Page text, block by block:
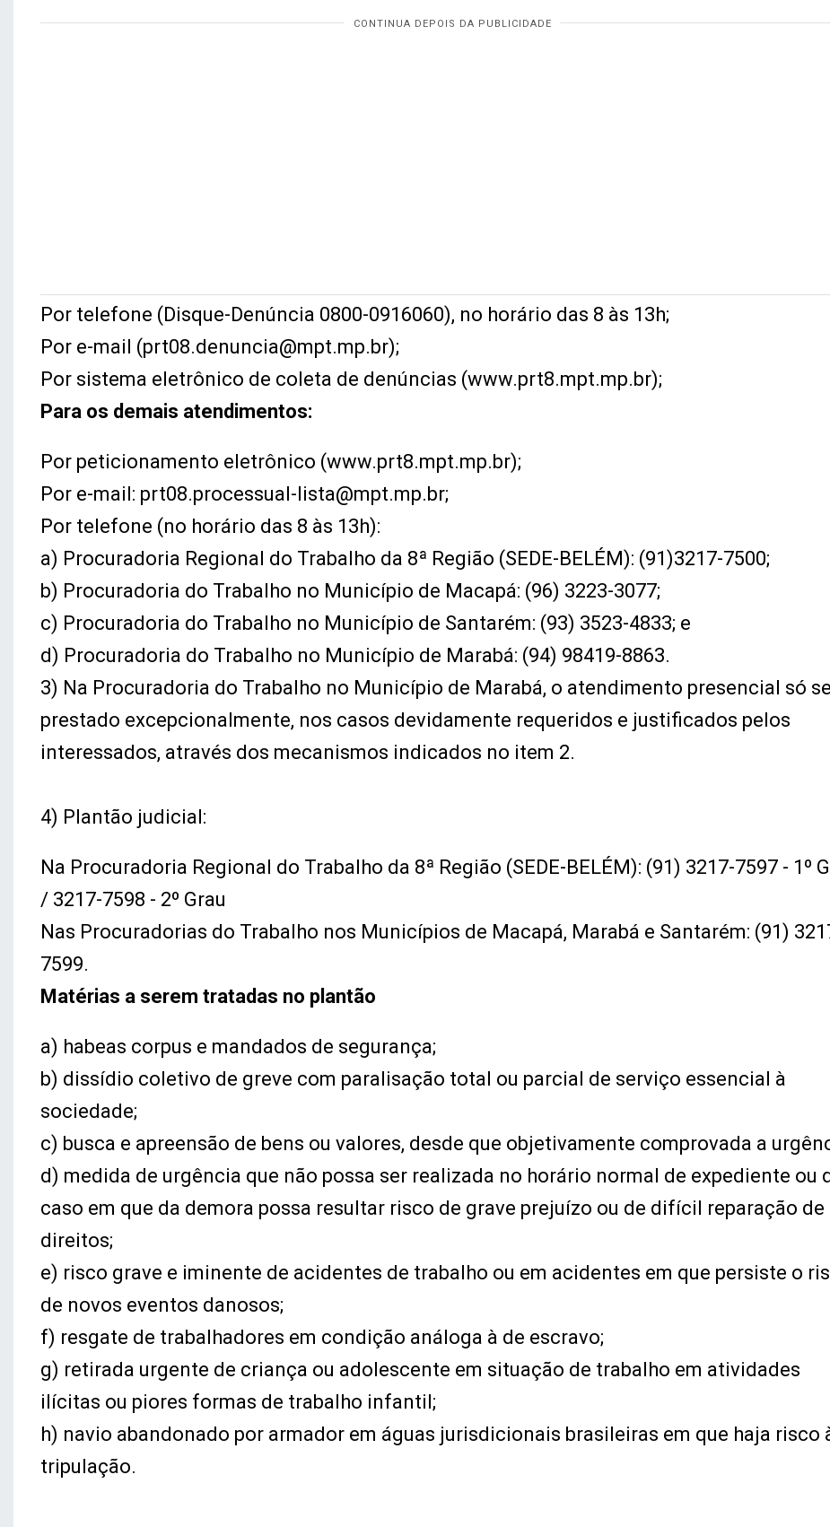
Por telefone (Disque-Denúncia 0800-0916060), no horário das 8 às 13h;
Por e-mail (prt08.denuncia@mpt.mp.br);
Por sistema eletrônico de coleta de denúncias (www.prt8.mpt.mp.br);
Para os demais atendimentos:
Por peticionamento eletrônico (www.prt8.mpt.mp.br);
Por e-mail: prt08.processual-lista@mpt.mp.br;
Por telefone (no horário das 8 às 13h):
a) Procuradoria Regional do Trabalho da 8ª Região (SEDE-BELÉM): (91)3217-7500;
b) Procuradoria do Trabalho no Município de Macapá: (96) 3223-3077;
c) Procuradoria do Trabalho no Município de Santarém: (93) 3523-4833; e
d) Procuradoria do Trabalho no Município de Marabá: (94) 98419-8863.
3) Na Procuradoria do Trabalho no Município de Marabá, o atendimento presencial só
prestado excepcionalmente, nos casos devidamente requeridos e justificados pelos
interessados, através dos mecanismos indicados no item 2.
4) Plantão judicial:
Na Procuradoria Regional do Trabalho da 8ª Região (SEDE-BELÉM): (91) 3217-7597 - 1º
/ 3217-7598 - 2º Grau
Nas Procuradorias do Trabalho nos Municípios de Macapá, Marabá e Santarém: (91)
7599.
Matérias a serem tratadas no plantão
a) habeas corpus e mandados de segurança;
b) dissídio coletivo de greve com paralisação total ou parcial de serviço essencial à
sociedade;
c) busca e apreensão de bens ou valores, desde que objetivamente comprovada a
d) medida de urgência que não possa ser realizada no horário normal de expediente ou
caso em que da demora possa resultar risco de grave prejuízo ou de difícil reparação de
direitos;
e) risco grave e iminente de acidentes de trabalho ou em acidentes em que persiste o
de novos eventos danosos;
f) resgate de trabalhadores em condição análoga à de escravo;
g) retirada urgente de criança ou adolescente em situação de trabalho em atividades
ilícitas ou piores formas de trabalho infantil;
h) navio abandonado por armador em águas jurisdicionais brasileiras em que haja risco
tripulação.